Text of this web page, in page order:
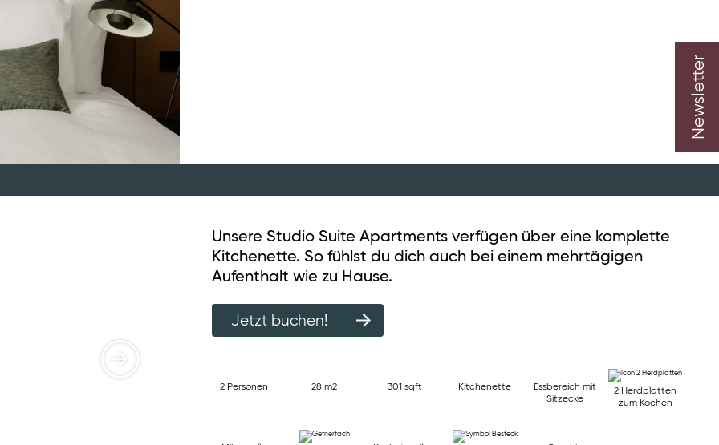
Unsere Studio Suite Apartments verfügen über eine komplette
Kitchenette. So fühlst du dich auch bei einem mehrtägigen
Aufenthalt wie zu Hause.
Jetzt buchen!
2 Personen 28 m2 301 sqft Kitchenette
Essbereich mit
Sitzecke
2 Herdplatten
zum Kochen
Newsletter